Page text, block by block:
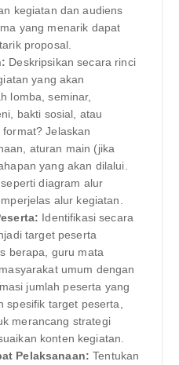
kegiatan dan audiens
yang menarik dapat
proposal.
Deskripsikan secara rinci
yang akan
lomba, seminar,
bakti sosial, atau
Jelaskan
aturan main (jika
yang akan dilalui.
diagram alur
alur kegiatan.
Identifikasi secara
target peserta
berapa, guru mata
umum dengan
jumlah peserta yang
spesifik target peserta,
merancang strategi
konten kegiatan.
Pelaksanaan: Tentukan